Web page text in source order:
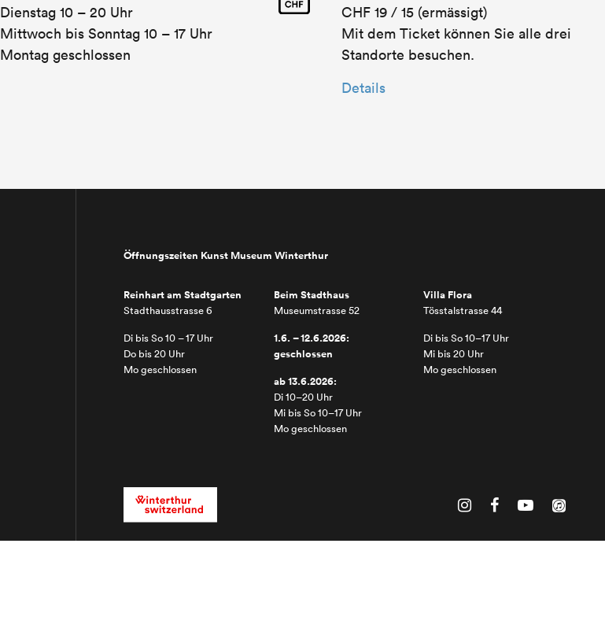
Dienstag 10 – 20 Uhr
Mittwoch bis Sonntag 10 – 17 Uhr
Montag geschlossen
CHF 19 / 15 (ermässigt)
Mit dem Ticket können Sie alle drei
Standorte besuchen.
Details
Öffnungszeiten Kunst Museum Winterthur
Reinhart am Stadtgarten
Stadthausstrasse 6
Di bis So 10 – 17 Uhr
Do bis 20 Uhr
Mo geschlossen
Beim Stadthaus
Museumstrasse 52
1.6. – 12.6.2026:
geschlossen
ab 13.6.2026:
Di 10–20 Uhr
Mi bis So 10–17 Uhr
Mo geschlossen
Villa Flora
Tösstalstrasse 44
Di bis So 10–17 Uhr
Mi bis 20 Uhr
Mo geschlossen